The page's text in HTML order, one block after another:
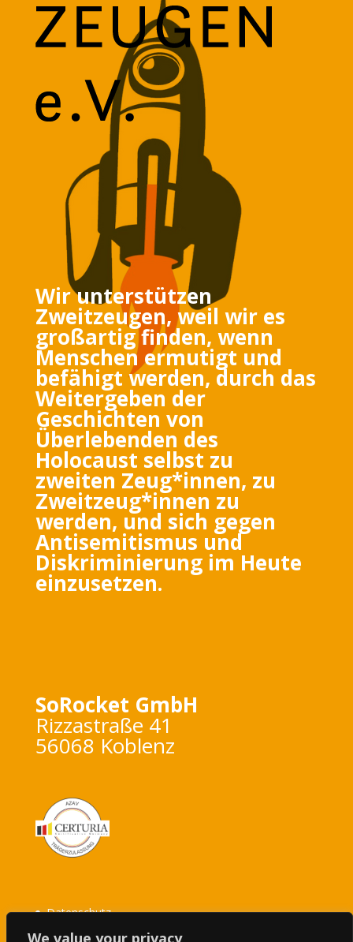
We value your privacy
Wir unterstützen
Zweitzeugen, weil wir es
großartig finden, wenn
Menschen ermutigt und
befähigt werden, durch das
Weitergeben der
Geschichten von
Überlebenden des
Holocaust selbst zu
zweiten Zeug*innen, zu
Zweitzeug*innen zu
werden, und sich gegen
Antisemitismus und
Diskriminierung im Heute
einzusetzen.
SoRocket GmbH
Rizzastraße 41
56068 Koblenz
Datenschutz
Impressum